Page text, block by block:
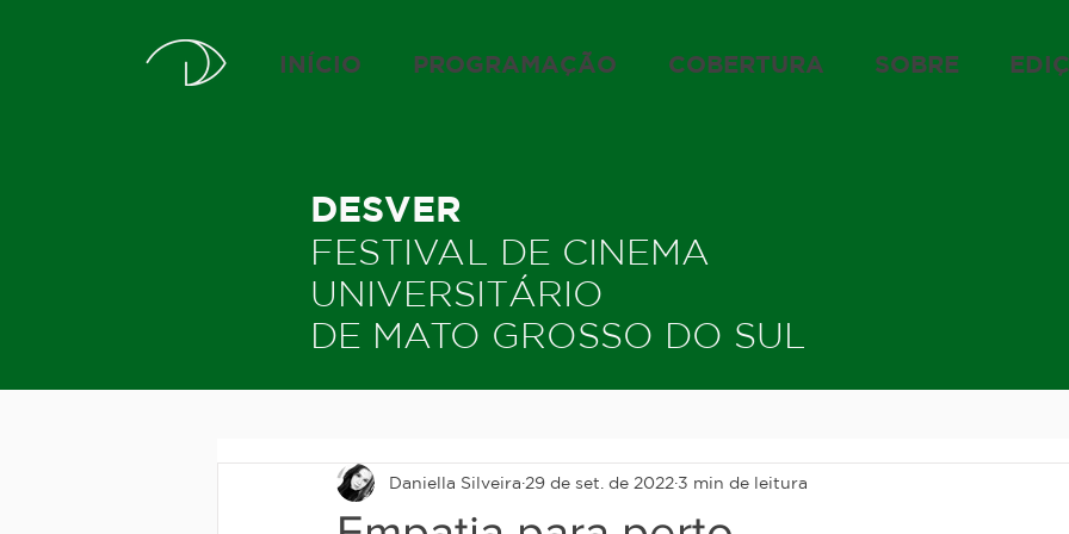
INÍCIO PROGRAMAÇÃO COBERTURA SOBRE
DESVER
FESTIVAL DE CINEMA
UNIVERSITÁRIO
DE MATO GROSSO DO SUL
Daniella Silveira 29 de set. de 2022 3 min de leitura